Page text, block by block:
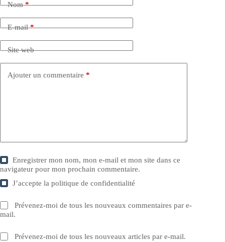
Nom*
E-mail*
Site web
Ajouter un commentaire *
Enregistrer mon nom, mon e-mail et mon site dans ce
navigateur pour mon prochain commentaire.
J’accepte lapolitique de confidentialité
Prévenez-moi de tous les nouveaux commentaires par e-
mail.
Prévenez-moi de tous les nouveaux articles par e-mail.